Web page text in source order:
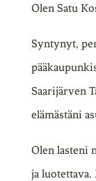
Olen Satu
Syntynyt,
Saarijärven
elämästäni
Olen lasteni
ja